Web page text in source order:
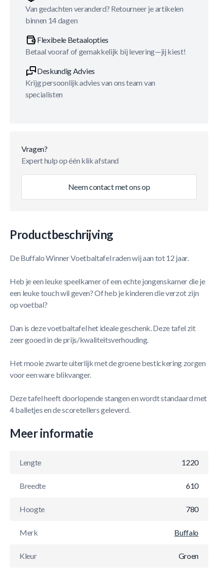
Van gedachten veranderd? Retourneer je artikelen
binnen 14 dagen
Flexibele Betaalopties
Betaal vooraf of gemakkelijk bij levering—jij kiest!
Deskundig Advies
Krijg persoonlijk advies van ons team van
specialisten
Vragen?
Expert hulp op één klik afstand
Neem contact met ons op
Productbeschrijving
De Buffalo Winner Voetbaltafel raden wij aan tot 12 jaar.
Heb je een leuke speelkamer of een echte jongenskamer die je
een leuke touch wil geven? Of heb je kinderen die verzot zijn
op voetbal?
Dan is deze voetbaltafel het ideale geschenk. Deze tafel zit
zeer gooed in de prijs/kwaliteitsverhouding.
Het mooie zwarte uiterlijk met de groene bestickering zorgen
voor een ware blikvanger.
Deze tafel heeft doorlopende stangen en wordt standaard met
4 balletjes en de scoretellers geleverd.
Meer informatie
Lengte 1220
Breedte 610
Hoogte 780
Merk Buffalo
Kleur Groen